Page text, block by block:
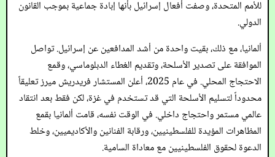
للأمم المتحدة، وصفت أفعال إسرائيل بأنها إبادة جماعية بموجب القانون
الدولي.
ألمانيا، مع ذلك، بقيت واحدة من أشد المدافعين عن إسرائيل. تواصل
الموافقة على تصدير الأسلحة، وتقديم الغطاء الدبلوماسي، وقمع
الاحتجاج المحلي. في عام 2025، أعلن المستشار فريدريش ميرز تعليقاً
محدوداً لتسليم الأسلحة التي قد تستخدم في غزة، لكن فقط بعد انتقاد
عالمي مستمر واحتجاج داخلي. في الوقت نفسه، قامت ألمانيا بقمع
المظاهرات المؤيدة للفلسطينيين، ورقابة الفنانين والأكاديميين، وخلط
الدعوة لحقوق الفلسطينيين مع معاداة السامية.